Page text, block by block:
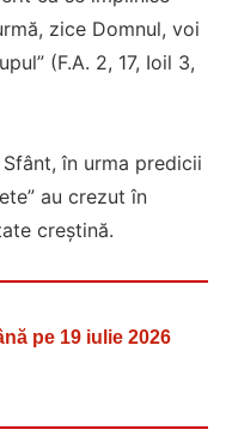
zice Domnul, voi
(F.A. 2, 17, Ioil 3,
în urma predicii
au crezut în
creştină.
pe 19 iulie 2026